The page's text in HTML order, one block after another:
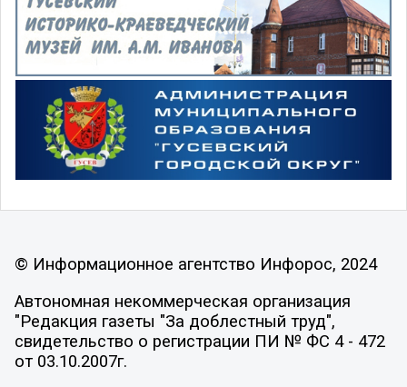
© Информационное агентство Инфорос, 2024
Автономная некоммерческая организация
"Редакция газеты "За доблестный труд",
свидетельство о регистрации ПИ № ФС 4 - 472
от 03.10.2007г.